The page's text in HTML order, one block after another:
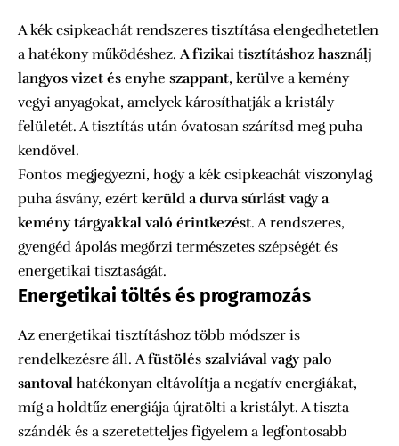
A kék csipkeachát rendszeres tisztítása elengedhetetlen
a hatékony működéshez. A fizikai tisztításhoz használj
langyos vizet és enyhe szappant, kerülve a kemény
vegyi anyagokat, amelyek károsíthatják a kristály
felületét. A tisztítás után óvatosan szárítsd meg puha
kendővel.
Fontos megjegyezni, hogy a kék csipkeachát viszonylag
puha ásvány, ezért kerüld a durva súrlást vagy a
kemény tárgyakkal való érintkezést. A rendszeres,
gyengéd ápolás megőrzi természetes szépségét és
energetikai tisztaságát.
Energetikai töltés és programozás
Az energetikai tisztításhoz több módszer is
rendelkezésre áll. A füstölés szalviával vagy palo
santoval hatékonyan eltávolítja a negatív energiákat,
míg a holdtűz energiája újratölti a kristályt. A tiszta
szándék és a szeretetteljes figyelem a legfontosabb